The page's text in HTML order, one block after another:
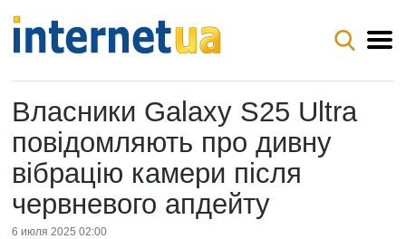
Власники Galaxy S25 Ultra
повідомляють про дивну
вібрацію камери після
червневого апдейту
6 июля 2025 02:00